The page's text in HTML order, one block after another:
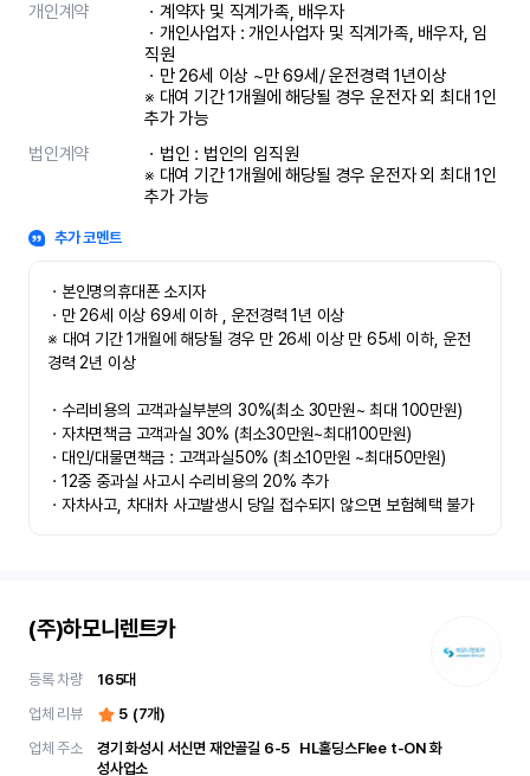
개인계약
ㆍ계약자 및 직계가족, 배우자
ㆍ개인사업자 : 개인사업자 및 직계가족, 배우자, 임
직원
ㆍ만 26세 이상 ~만 69세/ 운전경력 1년이상
※ 대여 기간 1개월에 해당될 경우 운전자 외 최대 1인
추가 가능
법인계약
ㆍ법인 : 법인의 임직원
※ 대여 기간 1개월에 해당될 경우 운전자 외 최대 1인
추가 가능
추가 코멘트
ㆍ본인명의휴대폰 소지자
ㆍ만 26세 이상 69세 이하 , 운전경력 1년 이상
※ 대여 기간 1개월에 해당될 경우 만 26세 이상 만 65세 이하, 운전
경력 2년 이상
ㆍ수리비용의 고객과실부분의 30%(최소 30만원~ 최대 100만원)
ㆍ자차면책금 고객과실 30% (최소30만원~최대100만원)
ㆍ대인/대물면책금 : 고객과실50% (최소10만원 ~최대50만원)
ㆍ12중 중과실 사고시 수리비용의 20% 추가
ㆍ자차사고, 차대차 사고발생시 당일 접수되지 않으면 보험혜택 불가
(주)하모니렌트카
등록 차량 165대
업체 리뷰
5 (7개)
업체 주소
경기 화성시 서신면 재안골길 6-5	 HL홀딩스Flee t-ON 화
성사업소